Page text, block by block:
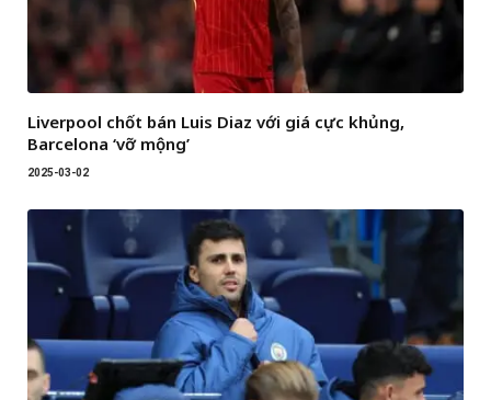
Liverpool chốt bán Luis Diaz với giá cực khủng,
Barcelona ‘vỡ mộng’
2025-03-02